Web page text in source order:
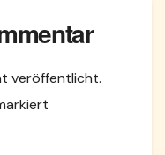
veröffentlicht.